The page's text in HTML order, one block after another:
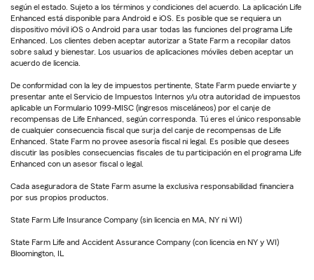
según el estado. Sujeto a los términos y condiciones del acuerdo. La aplicación Life
Enhanced está disponible para Android e iOS. Es posible que se requiera un
dispositivo móvil iOS o Android para usar todas las funciones del programa Life
Enhanced. Los clientes deben aceptar autorizar a State Farm a recopilar datos
sobre salud y bienestar. Los usuarios de aplicaciones móviles deben aceptar un
acuerdo de licencia.
De conformidad con la ley de impuestos pertinente, State Farm puede enviarte y
presentar ante el Servicio de Impuestos Internos y/u otra autoridad de impuestos
aplicable un Formulario 1099-MISC (ingresos misceláneos) por el canje de
recompensas de Life Enhanced, según corresponda. Tú eres el único responsable
de cualquier consecuencia fiscal que surja del canje de recompensas de Life
Enhanced. State Farm no provee asesoría fiscal ni legal. Es posible que desees
discutir las posibles consecuencias fiscales de tu participación en el programa Life
Enhanced con un asesor fiscal o legal.
Cada aseguradora de State Farm asume la exclusiva responsabilidad financiera
por sus propios productos.
State Farm Life Insurance Company (sin licencia en MA, NY ni WI)
State Farm Life and Accident Assurance Company (con licencia en NY y WI)
Bloomington, IL